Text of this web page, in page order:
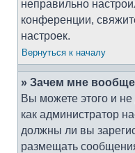
неправильно
конференции,
настроек.
Вернуться к началу
» Зачем мне
Вы можете этого и не
как администратор
должны ли вы
размещать